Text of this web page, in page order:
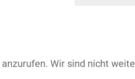
Wir sind nicht